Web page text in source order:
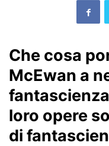
Che cosa
McEwan a
loro opere
di